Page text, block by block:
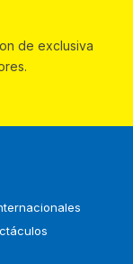
de exclusiva